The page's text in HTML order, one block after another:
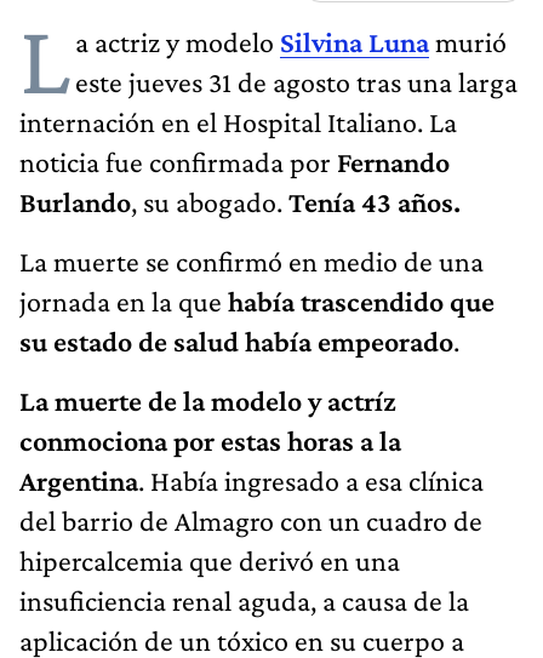
La actriz y modelo Silvina Lunamurió
este jueves 31 de agosto tras una larga
internación en el Hospital Italiano. La
noticia fue confirmada por Fernando
Burlando, su abogado.Tenía 43 años.
La muerte se confirmó en medio de una
jornada en la que había trascendido que
su estado de salud había empeorado.
La muerte de la modelo y actríz
conmociona por estas horas a la
Argentina. Había ingresado a esa clínica
del barrio de Almagro con un cuadro de
hipercalcemia que derivó en una
insuficiencia renal aguda, a causa de la
aplicación de un tóxico en su cuerpo a